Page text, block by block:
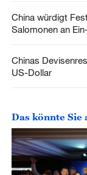
China würdigt
Salomonen an
Chinas
US-Dollar
Das könnte Sie